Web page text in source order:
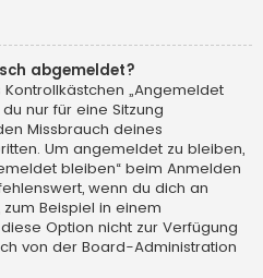
abgemeldet?
„Angemeldet
nur für eine Sitzung
Missbrauch deines
Um angemeldet zu bleiben,
bleiben“ beim Anmelden
wenn du dich an
Beispiel in einem
Option nicht zur Verfügung
von der Board-Administration